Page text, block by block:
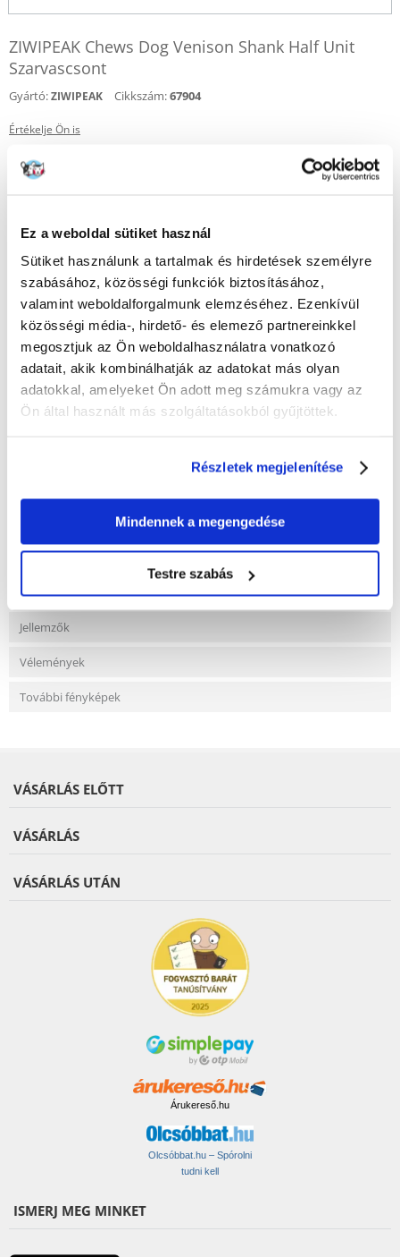
Ez a weboldal sütiket használ
Sütiket használunk a tartalmak és hirdetések személyre
szabásához, közösségi funkciók biztosításához,
valamint weboldalforgalmunk elemzéséhez. Ezenkívül
közösségi média-, hirdető- és elemező partnereinkkel
megosztjuk az Ön weboldalhasználatra vonatkozó
adatait, akik kombinálhatják az adatokat más olyan
adatokkal, amelyeket Ön adott meg számukra vagy az
Ön által használt más szolgáltatásokból gyűjtöttek.
Részletek megjelenítése
Mindennek a megengedése
Testre szabás
ZIWIPEAK Chews Dog Venison Shank Half Unit
Szarvascsont
Gyártó:ZIWIPEAK Cikkszám:67904
Értékelje Ön is
2200
Képek ügyfeleinkről További képek megtekintése
Leírás
Természetes sípcsont tenyésztett szarvasból. Rengeteg értékes
tápanyagot és csontvelőt tartalmaz.Nyelőcsővel csomagolták be, majd
gyengéd légáramlással természetes módon szárították. A kutyák
imádják ezt az ízletes és egészséges rágcsálnivalót, amely pótolhatatlan
a száj egészségének megőrzése érdekében.
Gyakori Kérdések (GYIK)
Jellemzők
Vélemények
További fényképek
VÁSÁRLÁS ELŐTT
VÁSÁRLÁS
VÁSÁRLÁS UTÁN
Árukereső.hu
Olcsóbbat.hu – Spórolni
tudni kell
ISMERJ MEG MINKET